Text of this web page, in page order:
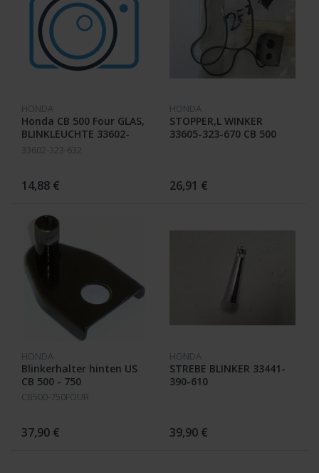
HONDA
Honda CB 500 Four GLAS,
BLINKLEUCHTE 33602-
323-631 /
33602-323-632
14,88 €
HONDA
STOPPER,L WINKER
33605-323-670 CB 500
26,91 €
HONDA
Blinkerhalter hinten US
CB 500 - 750
CB500-750FOUR
37,90 €
HONDA
STREBE BLINKER 33441-
390-610
39,90 €